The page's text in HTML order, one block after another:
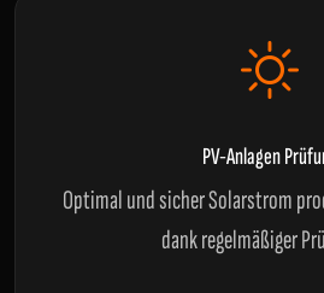
PV-Anlagen
Optimal und sicher Solarstrom
dank regelmäßiger